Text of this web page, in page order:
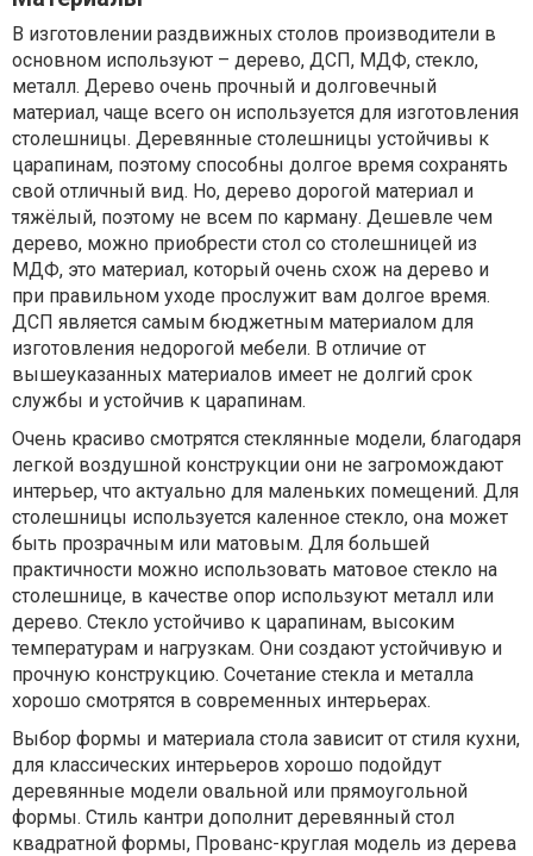
В изготовлении раздвижных столов производители в
основном используют – дерево, ДСП, МДФ, стекло,
металл. Дерево очень прочный и долговечный
материал, чаще всего он используется для изготовления
столешницы. Деревянные столешницы устойчивы к
царапинам, поэтому способны долгое время сохранять
свой отличный вид. Но, дерево дорогой материал и
тяжёлый, поэтому не всем по карману. Дешевле чем
дерево, можно приобрести стол со столешницей из
МДФ, это материал, который очень схож на дерево и
при правильном уходе прослужит вам долгое время.
ДСП является самым бюджетным материалом для
изготовления недорогой мебели. В отличие от
вышеуказанных материалов имеет не долгий срок
службы и устойчив к царапинам.
Очень красиво смотрятся стеклянные модели, благодаря
легкой воздушной конструкции они не загромождают
интерьер, что актуально для маленьких помещений. Для
столешницы используется каленное стекло, она может
быть прозрачным или матовым. Для большей
практичности можно использовать матовое стекло на
столешнице, в качестве опор используют металл или
дерево. Стекло устойчиво к царапинам, высоким
температурам и нагрузкам. Они создают устойчивую и
прочную конструкцию. Сочетание стекла и металла
хорошо смотрятся в современных интерьерах.
Выбор формы и материала стола зависит от стиля кухни,
для классических интерьеров хорошо подойдут
деревянные модели овальной или прямоугольной
формы. Стиль кантри дополнит деревянный стол
квадратной формы, Прованс-круглая модель из дерева